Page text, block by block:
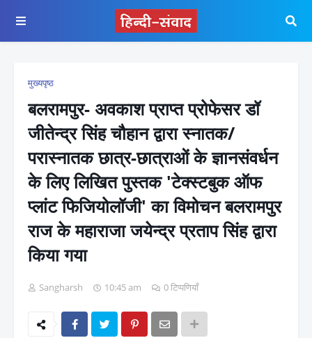
मुख्यपृष्ठ
बलरामपुर- अवकाश प्राप्त प्रोफेसर डॉ
जीतेन्द्र सिंह चौहान द्वारा स्नातक/
परास्नातक छात्र-छात्राओं के ज्ञानसंवर्धन
के लिए लिखित पुस्तक 'टेक्स्टबुक ऑफ
प्लांट फिजियोलॉजी' का विमोचन बलरामपुर
राज के महाराजा जयेन्द्र प्रताप सिंह द्वारा
किया गया
Sangharsh 10:45 am 0 टिप्पणियाँ